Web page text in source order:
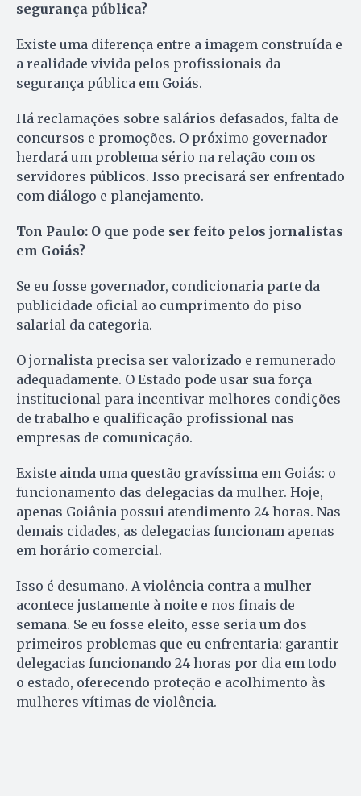
segurança pública?
Existe uma diferença entre a imagem construída e
a realidade vivida pelos profissionais da
segurança pública em Goiás.
Há reclamações sobre salários defasados, falta de
concursos e promoções. O próximo governador
herdará um problema sério na relação com os
servidores públicos. Isso precisará ser enfrentado
com diálogo e planejamento.
Ton Paulo: O que pode ser feito pelos jornalistas
em Goiás?
Se eu fosse governador, condicionaria parte da
publicidade oficial ao cumprimento do piso
salarial da categoria.
O jornalista precisa ser valorizado e remunerado
adequadamente. O Estado pode usar sua força
institucional para incentivar melhores condições
de trabalho e qualificação profissional nas
empresas de comunicação.
Existe ainda uma questão gravíssima em Goiás: o
funcionamento das delegacias da mulher. Hoje,
apenas Goiânia possui atendimento 24 horas. Nas
demais cidades, as delegacias funcionam apenas
em horário comercial.
Isso é desumano. A violência contra a mulher
acontece justamente à noite e nos finais de
semana. Se eu fosse eleito, esse seria um dos
primeiros problemas que eu enfrentaria: garantir
delegacias funcionando 24 horas por dia em todo
o estado, oferecendo proteção e acolhimento às
mulheres vítimas de violência.